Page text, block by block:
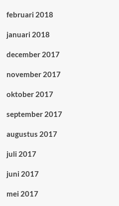
februari 2018
januari 2018
december 2017
november 2017
oktober 2017
september 2017
augustus 2017
juli 2017
juni 2017
mei 2017